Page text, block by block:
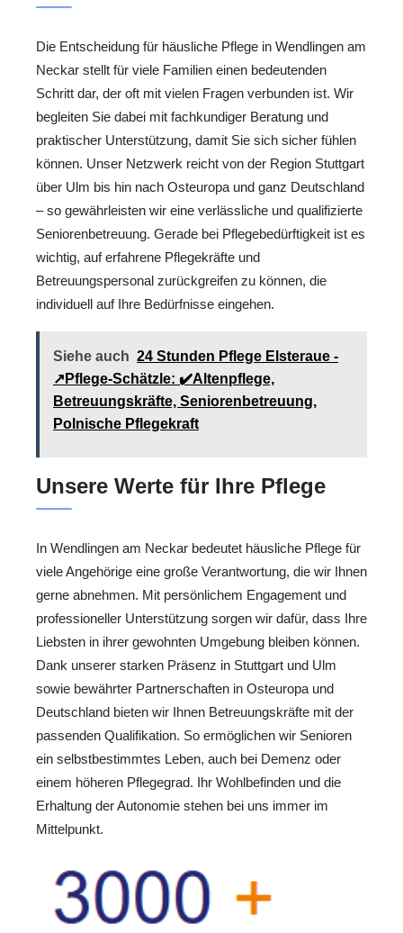
Die Entscheidung für häusliche Pflege in Wendlingen am
Neckar stellt für viele Familien einen bedeutenden
Schritt dar, der oft mit vielen Fragen verbunden ist. Wir
begleiten Sie dabei mit fachkundiger Beratung und
praktischer Unterstützung, damit Sie sich sicher fühlen
können. Unser Netzwerk reicht von der Region Stuttgart
über Ulm bis hin nach Osteuropa und ganz Deutschland
– so gewährleisten wir eine verlässliche und qualifizierte
Seniorenbetreuung. Gerade bei Pflegebedürftigkeit ist es
wichtig, auf erfahrene Pflegekräfte und
Betreuungspersonal zurückgreifen zu können, die
individuell auf Ihre Bedürfnisse eingehen.
Siehe auch 24 Stunden Pflege Elsteraue -
↗️Pflege-Schätzle: ✔️Altenpflege,
Betreuungskräfte, Seniorenbetreuung,
Polnische Pflegekraft
Unsere Werte für Ihre Pflege
In Wendlingen am Neckar bedeutet häusliche Pflege für
viele Angehörige eine große Verantwortung, die wir Ihnen
gerne abnehmen. Mit persönlichem Engagement und
professioneller Unterstützung sorgen wir dafür, dass Ihre
Liebsten in ihrer gewohnten Umgebung bleiben können.
Dank unserer starken Präsenz in Stuttgart und Ulm
sowie bewährter Partnerschaften in Osteuropa und
Deutschland bieten wir Ihnen Betreuungskräfte mit der
passenden Qualifikation. So ermöglichen wir Senioren
ein selbstbestimmtes Leben, auch bei Demenz oder
einem höheren Pflegegrad. Ihr Wohlbefinden und die
Erhaltung der Autonomie stehen bei uns immer im
Mittelpunkt.